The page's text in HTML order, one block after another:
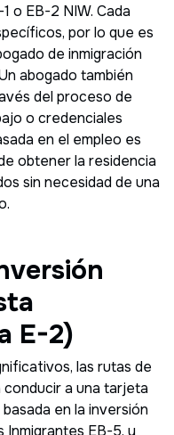
o EB-2 NIW. Cada
por lo que es
de inmigración
abogado también
del proceso de
o credenciales
en el empleo es
obtener la residencia
sin necesidad de una
E-2)
las rutas de
a una tarjeta
en la inversión
Inmigrantes EB-5, y